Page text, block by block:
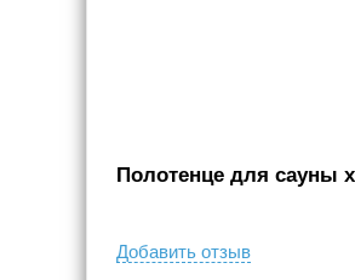
Полотенце для сауны
Добавить отзыв